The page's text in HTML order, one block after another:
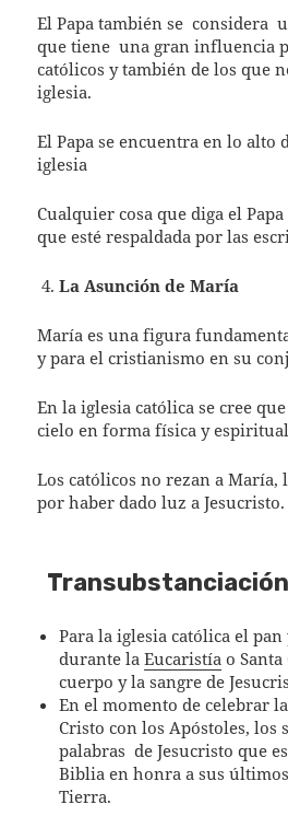
El Papa también se considera
que tiene una gran influencia
católicos y también de los que
iglesia.
El Papa se encuentra en lo alto
iglesia
Cualquier cosa que diga el
que esté respaldada por las
La Asunción de María
María es una figura
y para el cristianismo en su
En la iglesia católica se cree
cielo en forma física y
Los católicos no rezan a María,
por haber dado luz a Jesucristo.
Transubstanciación
Para la iglesia católica el
durante laEucaristía o
cuerpo y la sangre de
En el momento de celebrar
Cristo con los Apóstoles, los
palabras de Jesucristo que
Biblia en honra a sus
Tierra.